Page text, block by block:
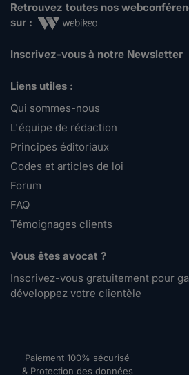
Retrouvez toutes nos
sur :
Inscrivez-vous à notre Newsletter
Liens utiles :
Qui sommes-nous
L'équipe de rédaction
Principes éditoriaux
Codes et articles de loi
Forum
FAQ
Témoignages clients
Vous êtes avocat ?
Inscrivez-vous gratuitement pour
développez votre clientèle
Paiement 100% sécurisé
& Protection des données